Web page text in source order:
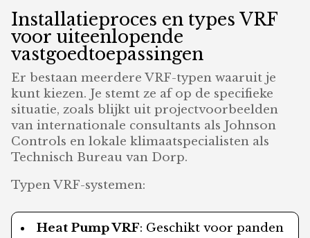
Installatieproces en types VRF
voor uiteenlopende
vastgoedtoepassingen
Er bestaan meerdere VRF-typen waaruit je
kunt kiezen. Je stemt ze af op de specifieke
situatie, zoals blijkt uit projectvoorbeelden
van internationale consultants als Johnson
Controls en lokale klimaatspecialisten als
Technisch Bureau van Dorp.
Typen VRF-systemen:
Heat Pump VRF: Geschikt voor panden